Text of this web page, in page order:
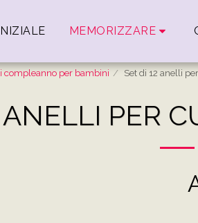
MEMORIZZARE
compleanno per bambini Set di 12 anelli
ANELLI PER